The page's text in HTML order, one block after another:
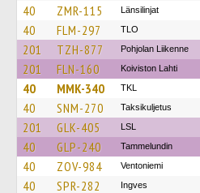
40 ZMR-115 Länsilinjat
40 FLM-297 TLO
201 TZH-877 Pohjolan Liikenne
201 FLN-160 Koiviston Lahti
40 MMK-340 TKL
40 SNM-270 Taksikuljetus
201 GLK-405 LSL
40 GLP-240 Tammelundin
40 ZOV-984 Ventoniemi
40 SPR-282 Ingves